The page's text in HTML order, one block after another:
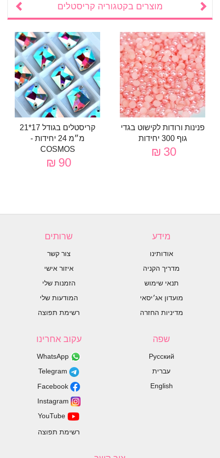
מוצרים בקטגוריה קריסטלים
פנינות ורודות לקישוט בגדי
גוף 300 יחידות
30 ₪
קריסטלים בגודל 17*21
מ״מ 24 יחידות -
COSMOS
90 ₪
מידע
אודותינו
מדריך הקניה
תנאי שימוש
מועדון אג׳יסאי
מדיניות החזרה
שרותים
צור קשר
איזור אישי
הזמנות שלי
המודעות שלי
רשימת תפוצה
שפה
Русский
עברית
English
עקוב אחרינו
רשימת תפוצה